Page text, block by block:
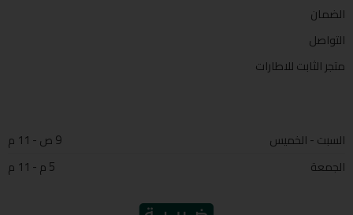
الضمان
التواصل
متجر الثابت للاطارات
السبت - الخميس
9 ص - 11 م
الجمعة
5 م - 11 م